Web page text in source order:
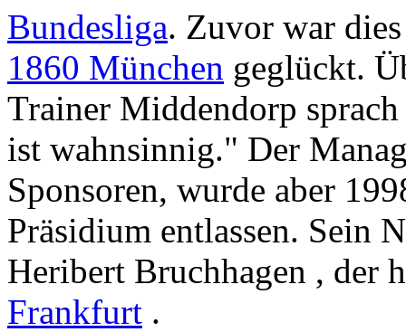
Bundesliga. Zuvor war
1860 München geglückt.
Trainer Middendorp
ist wahnsinnig." Der
Sponsoren, wurde aber
Präsidium entlassen. Sein
Heribert Bruchhagen , der
Frankfurt .